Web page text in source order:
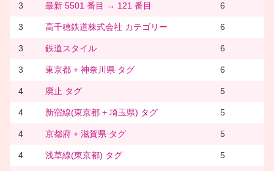
3 最新 5501 番目 → 121 番目 6
3 高千穂鉄道株式会社 カテゴリー 6
3 鉄道スタイル 6
3 東京都 + 神奈川県 タグ 6
4 廃止 タグ 5
4 新宿線(東京都 + 埼玉県) タグ 5
4 京都府 + 滋賀県 タグ 5
4 浅草線(東京都) タグ 5